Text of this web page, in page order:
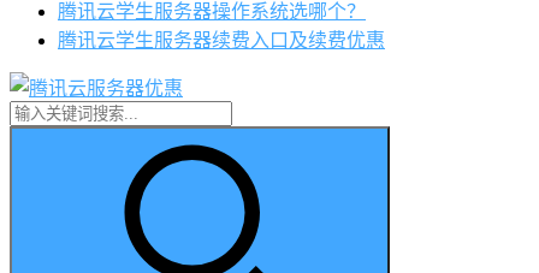
腾讯云学生服务器操作系统选哪个？
腾讯云学生服务器续费入口及续费优惠